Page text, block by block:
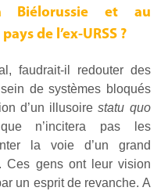
Biélorussie et au
de l’ex-URSS ?
faudrait-il redouter des
de systèmes bloqués
d’un illusoirestatu quo
n’incitera pas les
la voie d’un grand
Ces gens ont leur vision
un esprit de revanche. A